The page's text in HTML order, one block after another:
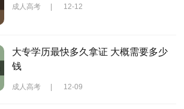
成人高考 12-12
大专学历最快多久拿证 大概需要多少
钱
成人高考 12-09